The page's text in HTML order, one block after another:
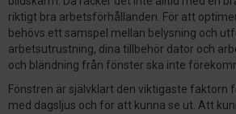
riktigt bra arbetsförhållanden. För att
behövs ett samspel mellan belysning och
arbetsutrustning, dina tillbehör dator och
och bländning från fönster ska inte
Fönstren är självklart den viktigaste faktorn
med dagsljus och för att kunna se ut. Att